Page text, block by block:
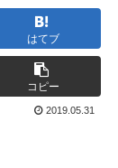
はてブ
コピー
2019.05.31